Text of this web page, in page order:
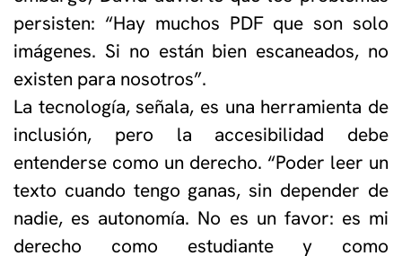
persisten: “Hay muchos PDF que son solo
imágenes. Si no están bien escaneados, no
existen para nosotros”.
La tecnología, señala, es una herramienta de
inclusión, pero la accesibilidad debe
entenderse como un derecho. “Poder leer un
texto cuando tengo ganas, sin depender de
nadie, es autonomía. No es un favor: es mi
derecho como estudiante y como